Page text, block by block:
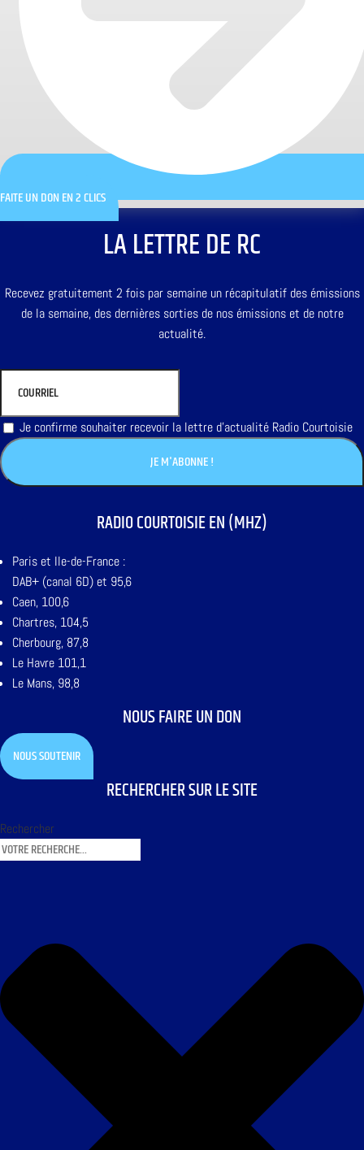
FAITE UN DON EN 2 CLICS
LA LETTRE DE RC
Recevez gratuitement 2 fois par semaine un récapitulatif des émissions
de la semaine, des dernières sorties de nos émissions et de notre
actualité.
Je confirme souhaiter recevoir la lettre d'actualité Radio Courtoisie
RADIO COURTOISIE EN (MHZ)
Paris et Ile-de-France :
DAB+ (canal 6D) et 95,6
Caen, 100,6
Chartres, 104,5
Cherbourg, 87,8
Le Havre 101,1
Le Mans, 98,8
NOUS FAIRE UN DON
NOUS SOUTENIR
RECHERCHER SUR LE SITE
Rechercher